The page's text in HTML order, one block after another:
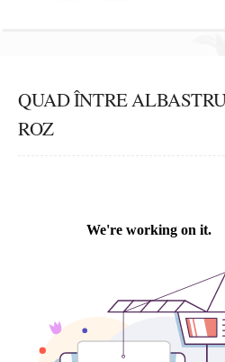
QUAD ÎNTRE
ROZ